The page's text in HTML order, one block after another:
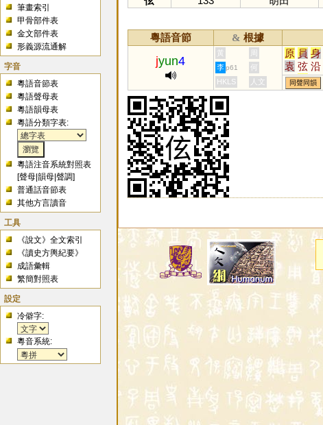
筆畫索引
甲骨部件表
金文部件表
形義源流通解
字音
粵語音節表
粵語聲母表
粵語韻母表
粵語分類字表:
粵語注音系統對照表
[聲母 |韻母 |聲調]
普通話音節表
其他方言讀音
工具
《說文》全文索引
《讀史方輿紀要》
成語彙輯
繁簡對照表
設定
冷僻字:
粵音系統:
粵語音節 & 根據
jyun4
黃 周 原 員 身
袁 弦 沿
烷 玄 丸
紈 炫 轅
李 p61
何
HKLS
人文 同聲同韻